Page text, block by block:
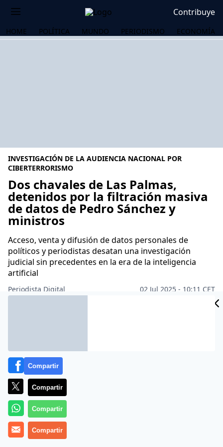
Contribuye
HOME POLÍTICA MUNDO PERIODISMO ECONOMÍA
INVESTIGACIÓN DE LA AUDIENCIA NACIONAL POR
CIBERTERRORISMO
Dos chavales de Las Palmas,
detenidos por la filtración masiva
de datos de Pedro Sánchez y
ministros
Acceso, venta y difusión de datos personales de
políticos y periodistas desatan una investigación
judicial sin precedentes en la era de la inteligencia
artificial
Periodista Digital
02 Jul 2025 - 10:11 CET
Compartir
Compartir
Compartir
Compartir